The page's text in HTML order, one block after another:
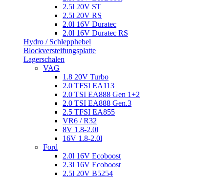
2.5l 20V ST
2.5l 20V RS
2.0l 16V Duratec
2.0l 16V Duratec RS
Hydro / Schlepphebel
Blockversteifungsplatte
Lagerschalen
VAG
1.8 20V Turbo
2.0 TFSI EA113
2.0 TSI EA888 Gen 1+2
2.0 TSI EA888 Gen.3
2.5 TFSI EA855
VR6 / R32
8V 1.8-2.0l
16V 1.8-2.0l
Ford
2.0l 16V Ecoboost
2.3l 16V Ecoboost
2.5l 20V B5254